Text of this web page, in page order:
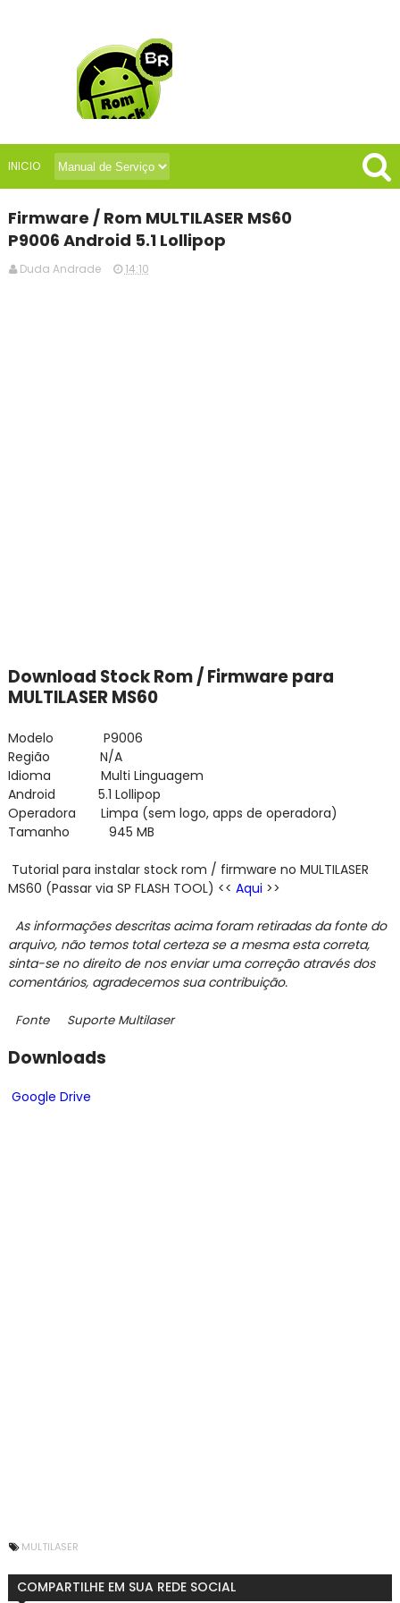
INICIO
Firmware / Rom MULTILASER MS60
P9006 Android 5.1 Lollipop
Duda Andrade 14:10
Download Stock Rom / Firmware para
MULTILASER MS60
Modelo P9006
Região N/A
Idioma Multi Linguagem
Android 5.1 Lollipop
Operadora Limpa (sem logo, apps de operadora)
Tamanho 945 MB
Tutorial para instalar stock rom / firmware no MULTILASER
MS60 (Passar via SP FLASH TOOL) << Aqui >>
As informações descritas acima foram retiradas da fonte do
arquivo, não temos total certeza se a mesma esta correta,
sinta-se no direito de nos enviaruma correção através dos
comentários, agradecemos sua contribuição.
Fonte Suporte Multilaser
Downloads
Google Drive
MULTILASER
COMPARTILHE EM SUA REDE SOCIAL